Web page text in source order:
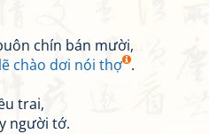
chín bán mười,
chào dơi nói thợ .
trai,
người tớ.